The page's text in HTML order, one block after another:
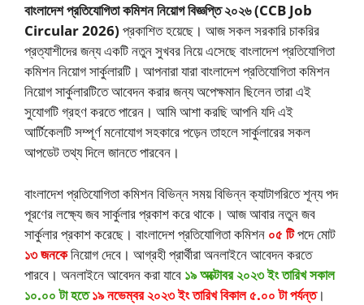
বাংলাদেশ প্রতিযোগিতা কমিশন নিয়োগ বিজ্ঞপ্তি ২০২৬(CCB Job
Circular 2026) প্রকাশিত হয়েছে। আজ সকল সরকারি চাকরির
প্রত্যাশীদের জন্য একটি নতুন সুখবর নিয়ে এসেছে বাংলাদেশ প্রতিযোগিতা
কমিশন নিয়োগ সার্কুলারটি। আপনারা যারা বাংলাদেশ প্রতিযোগিতা কমিশন
নিয়োগ সার্কুলারটিতে আবেদন করার জন্য অপেক্ষমান ছিলেন তারা এই
সুযোগটি গ্রহণ করতে পারেন। আমি আশা করছি আপনি যদি এই
আর্টিকেলটি সম্পূর্ণ মনোযোগ সহকারে পড়েন তাহলে সার্কুলারের সকল
আপডেট তথ্য দিলে জানতে পারবেন।
বাংলাদেশ প্রতিযোগিতা কমিশন বিভিন্ন সময় বিভিন্ন ক্যাটাগরিতে শূন্য পদ
পূরণের লক্ষ্যে জব সার্কুলার প্রকাশ করে থাকে। আজ আবার নতুন জব
সার্কুলার প্রকাশ করেছে। বাংলাদেশ প্রতিযোগিতা কমিশন ০৫ টিপদে মোট
১৩ জনকেনিয়োগ দেবে। আগ্রহী প্রার্থীরা অনলাইনে আবেদন করতে
পারবে। অনলাইনে আবেদন করা যাবে ১৯ অক্টোবর ২০২৩ ইং তারিখ সকাল
১০.০০ টা হতে ১৯ নভেম্বর ২০২৩ ইং তারিখ বিকাল ৫.০০ টা পর্যন্ত।